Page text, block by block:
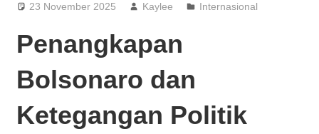
23 November 2025 Kaylee Internasional
Penangkapan
Bolsonaro dan
Ketegangan Politik